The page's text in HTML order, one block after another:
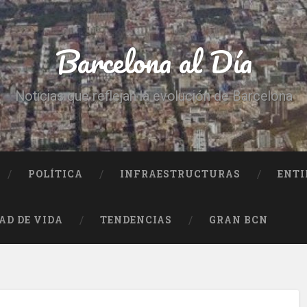
Barcelona al Día
Noticias que reflejan la evolución de Barcelona
POLÍTICA INFRAESTRUCTURAS
DE VIDA TENDENCIAS GRAN BCN